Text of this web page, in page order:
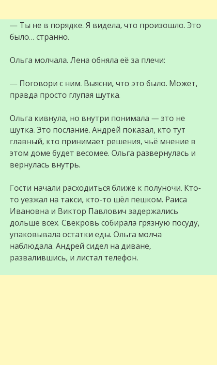
— Ты не в порядке. Я видела, что произошло. Это
было… странно.
Ольга молчала. Лена обняла её за плечи:
— Поговори с ним. Выясни, что это было. Может,
правда просто глупая шутка.
Ольга кивнула, но внутри понимала — это не
шутка. Это послание. Андрей показал, кто тут
главный, кто принимает решения, чьё мнение в
этом доме будет весомее. Ольга развернулась и
вернулась внутрь.
Гости начали расходиться ближе к полуночи. Кто-
то уезжал на такси, кто-то шёл пешком. Раиса
Ивановна и Виктор Павлович задержались
дольше всех. Свекровь собирала грязную посуду,
упаковывала остатки еды. Ольга молча
наблюдала. Андрей сидел на диване,
развалившись, и листал телефон.